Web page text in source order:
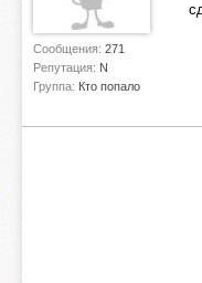
Сообщения: 271
Репутация: N
Группа: Кто попало